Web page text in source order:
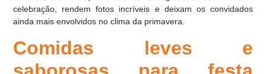
celebração, rendem fotos incríveis e deixam os convidados
ainda mais envolvidos no clima da primavera.
Comidas leves e